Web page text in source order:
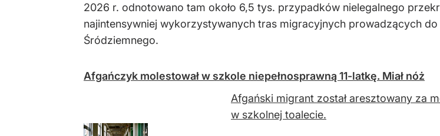
2026 r. odnotowano tam około 6,5 tys. przypadków nielegalnego
najintensywniej wykorzystywanych tras migracyjnych prowadzących
Śródziemnego.
Afgańczyk molestował w szkole niepełnosprawną 11-latkę. Miał nóż
Afgański migrant został aresztowany za
w szkolnej toalecie.